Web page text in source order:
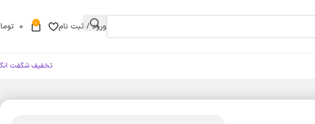
ورود / ثبت نام 0
0
تخفیف شگفت